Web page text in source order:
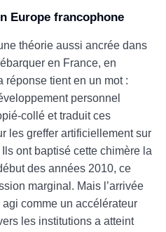
Europe francophone
théorie aussi ancrée dans
en France, en
réponse tient en un mot :
personnel
collé et traduit ces
les greffer artificiellement sur
ont baptisé cette chimère la
des années 2010, ce
marginal. Mais l’arrivée
comme un accélérateur
les institutions a atteint